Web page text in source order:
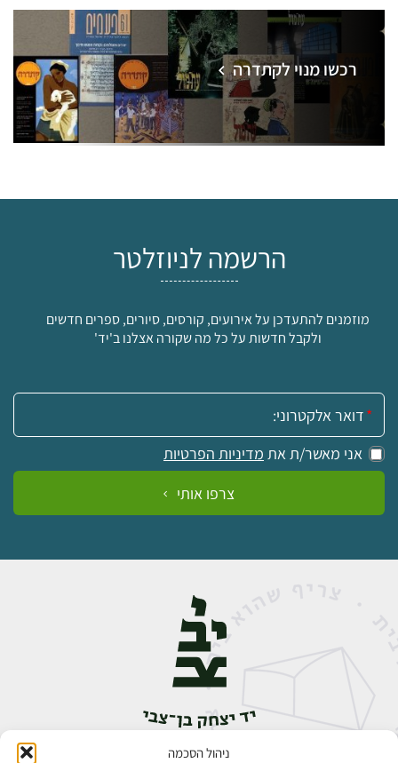
ניהול הסכמה
רכשו מנוי לקתדרה
הרשמה לניוזלטר
מוזמנים להתעדכן על אירועים, קורסים, סיורים, ספרים חדשים
ולקבל חדשות על כל מה שקורה אצלנו ב'יד'
אימייל:
אני מאשר/ת את מדיניות הפרטיות
צרפו אותי
אבן גבירול 14, רחביה, ירושלים